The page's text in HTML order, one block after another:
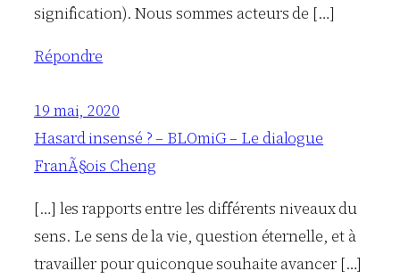
signification). Nous sommes acteurs de […]
Répondre
19 mai, 2020
Hasard insensé ? – BLOmiG – Le dialogue
FranÃ§ois Cheng
[…] les rapports entre les différents niveaux du
sens. Le sens de la vie, question éternelle, et à
travailler pour quiconque souhaite avancer […]